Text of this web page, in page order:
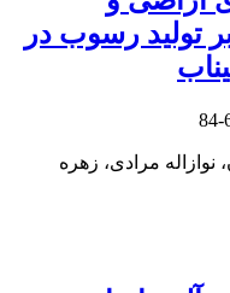
تولید رسوب در
نوازاله مرادی، زهره